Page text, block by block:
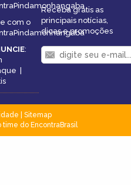
com o
:
|
Receba grátis as
principais notícias,
dicas e promoções
Sitemap
time do EncontraBrasil